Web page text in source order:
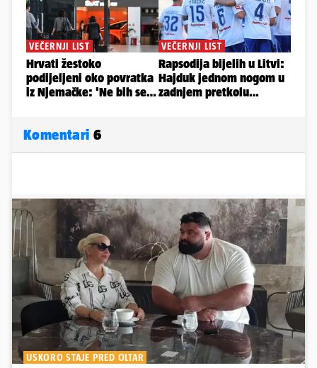
Komentari 6
USKORO STAJE PRED OLTAR